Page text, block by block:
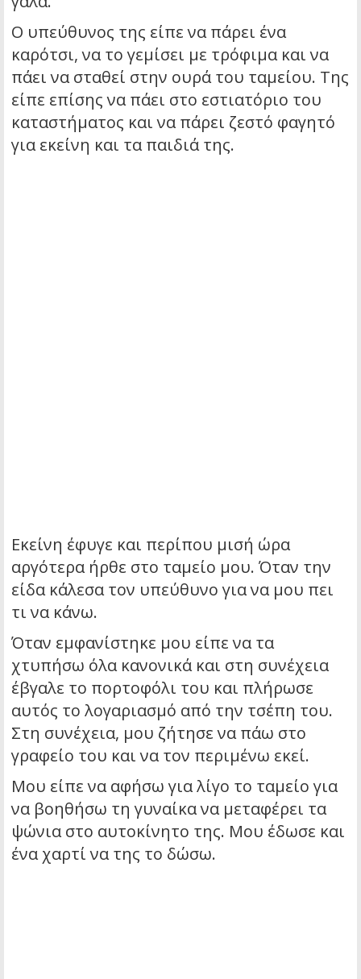
Ο υπεύθυνος της είπε να πάρει ένα
καρότσι, να το γεμίσει με τρόφιμα και να
πάει να σταθεί στην ουρά του ταμείου. Της
είπε επίσης να πάει στο εστιατόριο του
καταστήματος και να πάρει ζεστό φαγητό
για εκείνη και τα παιδιά της.
Εκείνη έφυγε και περίπου μισή ώρα
αργότερα ήρθε στο ταμείο μου. Όταν την
είδα κάλεσα τον υπεύθυνο για να μου πει
τι να κάνω.
Όταν εμφανίστηκε μου είπε να τα
χτυπήσω όλα κανονικά και στη συνέχεια
έβγαλε το πορτοφόλι του και πλήρωσε
αυτός το λογαριασμό από την τσέπη του.
Στη συνέχεια, μου ζήτησε να πάω στο
γραφείο του και να τον περιμένω εκεί.
Μου είπε να αφήσω για λίγο το ταμείο για
να βοηθήσω τη γυναίκα να μεταφέρει τα
ψώνια στο αυτοκίνητο της. Μου έδωσε και
ένα χαρτί να της το δώσω.